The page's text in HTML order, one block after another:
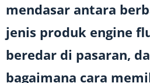
mendasar antara
jenis produk engine
beredar di pasaran,
bagaimana cara